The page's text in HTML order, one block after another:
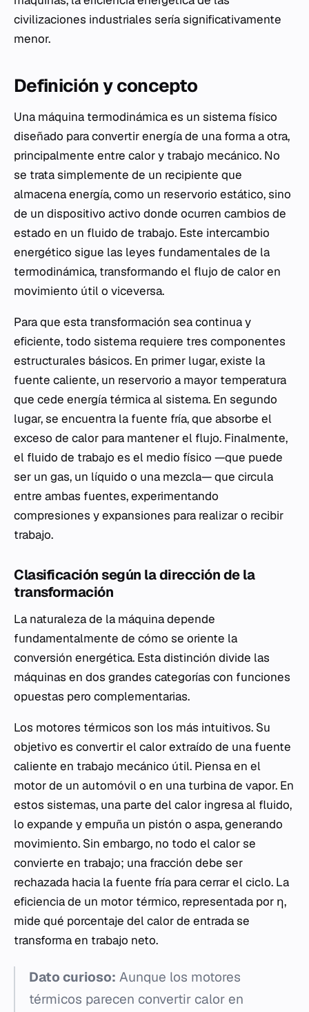
civilizaciones industriales sería significativamente
menor.
Definición y concepto
Una máquina termodinámica es un sistema físico
diseñado para convertir energía de una forma a otra,
principalmente entre calor y trabajo mecánico. No
se trata simplemente de un recipiente que
almacena energía, como un reservorio estático, sino
de un dispositivo activo donde ocurren cambios de
estado en un fluido de trabajo. Este intercambio
energético sigue las leyes fundamentales de la
termodinámica, transformando el flujo de calor en
movimiento útil o viceversa.
Para que esta transformación sea continua y
eficiente, todo sistema requiere tres componentes
estructurales básicos. En primer lugar, existe la
fuente caliente, un reservorio a mayor temperatura
que cede energía térmica al sistema. En segundo
lugar, se encuentra la fuente fría, que absorbe el
exceso de calor para mantener el flujo. Finalmente,
el fluido de trabajo es el medio físico —que puede
ser un gas, un líquido o una mezcla— que circula
entre ambas fuentes, experimentando
compresiones y expansiones para realizar o recibir
trabajo.
Clasificación según la dirección de la
transformación
La naturaleza de la máquina depende
fundamentalmente de cómo se oriente la
conversión energética. Esta distinción divide las
máquinas en dos grandes categorías con funciones
opuestas pero complementarias.
Los motores térmicos son los más intuitivos. Su
objetivo es convertir el calor extraído de una fuente
caliente en trabajo mecánico útil. Piensa en el
motor de un automóvil o en una turbina de vapor. En
estos sistemas, una parte del calor ingresa al fluido,
lo expande y empuña un pistón o aspa, generando
movimiento. Sin embargo, no todo el calor se
convierte en trabajo; una fracción debe ser
rechazada hacia la fuente fría para cerrar el ciclo. La
eficiencia de un motor térmico, representada por η,
mide qué porcentaje del calor de entrada se
transforma en trabajo neto.
Dato curioso: Aunque los motores
térmicos parecen convertir calor en